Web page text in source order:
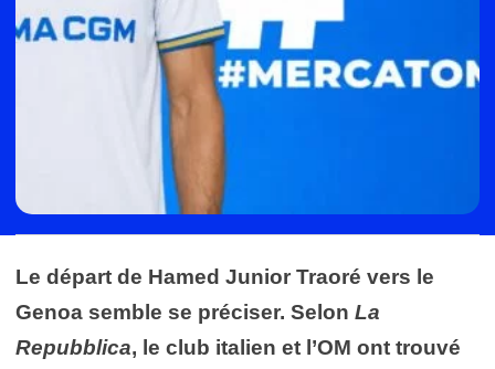
Le départ de Hamed Junior Traoré vers le
Genoa semble se préciser. Selon La
Repubblica, le club italien et l’OM ont trouvé